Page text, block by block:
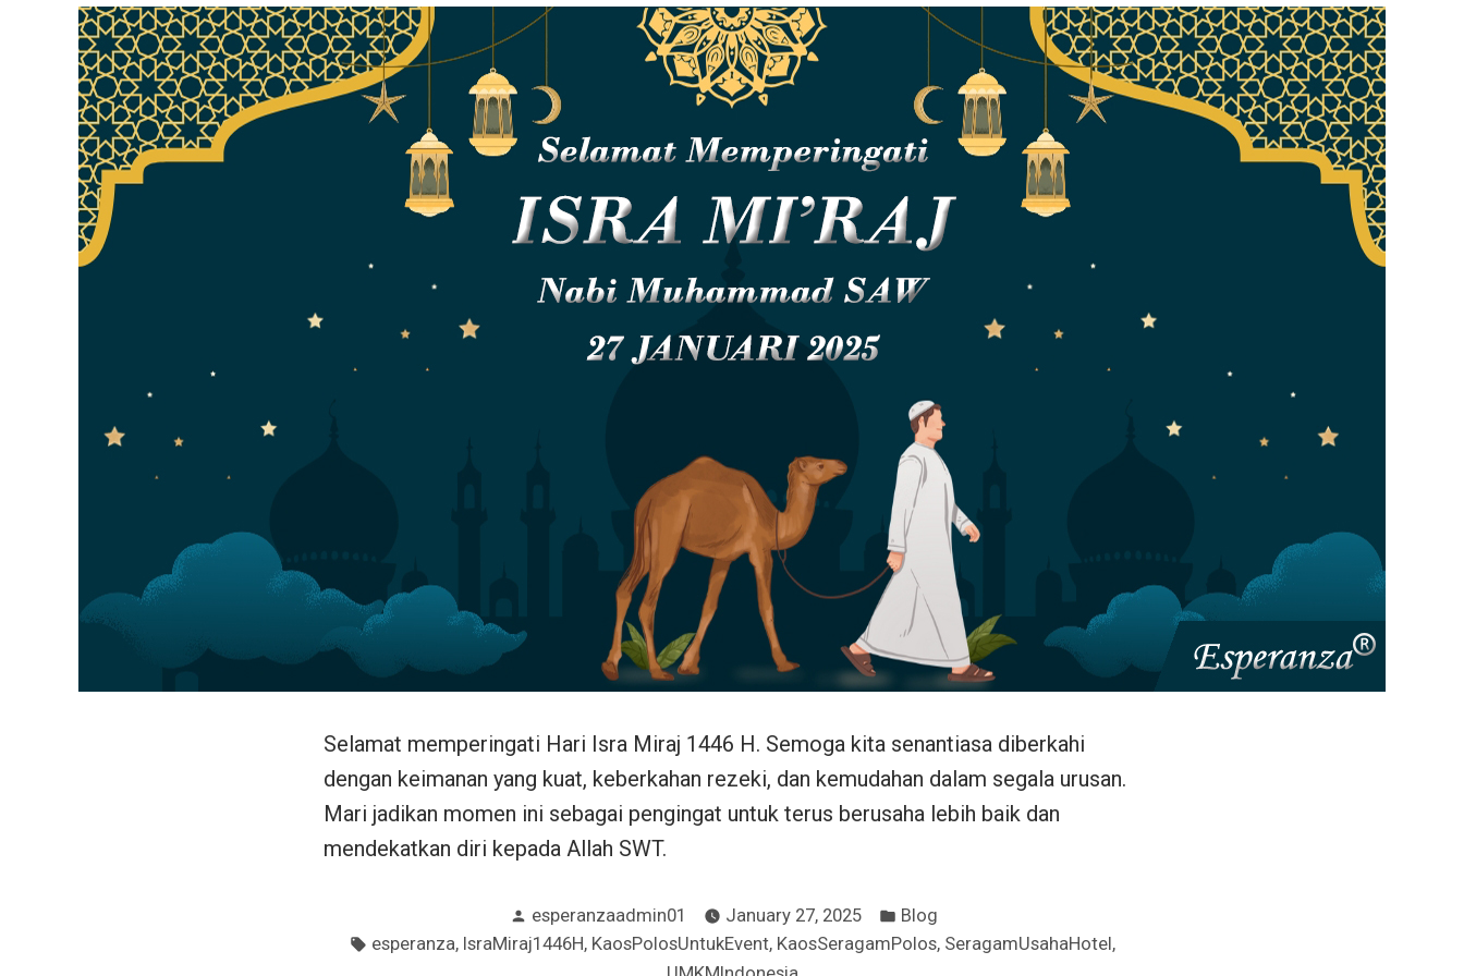
Selamat memperingati Hari Isra Miraj 1446 H. Semoga kita senantiasa diberkahi
dengan keimanan yang kuat, keberkahan rezeki, dan kemudahan dalam segala urusan.
Mari jadikan momen ini sebagai pengingat untuk terus berusaha lebih baik dan
mendekatkan diri kepada Allah SWT.
Posted
by
esperanzaadmin01 January 27, 2025
Posted
in
Blog
Tags:
esperanza, IsraMiraj1446H, KaosPolosUntukEvent, KaosSeragamPolos, SeragamUsahaHotel ,